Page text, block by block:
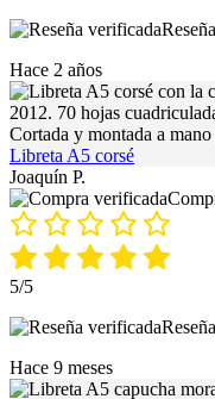
Hace 2 años
Libreta A5 corsé
Joaquín P.
5/5
Hace 9 meses